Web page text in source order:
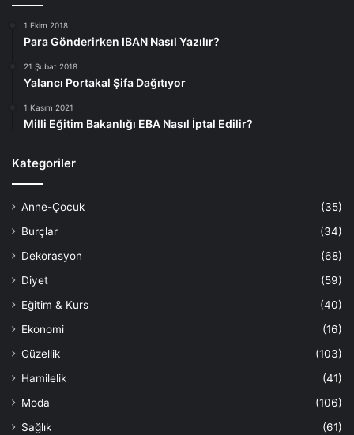
1 Ekim 2018
Para Gönderirken IBAN Nasıl Yazılır?
21 Şubat 2018
Yalancı Portakal Şifa Dağıtıyor
1 Kasım 2021
Milli Eğitim Bakanlığı EBA Nasıl İptal Edilir?
Kategoriler
Anne-Çocuk
(35)
Burçlar
(34)
Dekorasyon
(68)
Diyet
(59)
Eğitim & Kurs
(40)
Ekonomi
(16)
Güzellik
(103)
Hamilelik
(41)
Moda
(106)
Sağlık
(61)